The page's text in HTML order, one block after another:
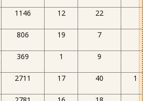
1146 12 22
806 19 7
369 1 9
2711 17 40 1